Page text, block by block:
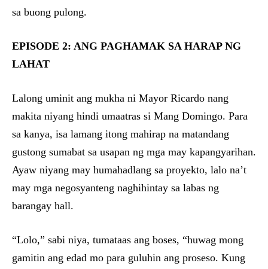
sa buong pulong.
EPISODE 2: ANG PAGHAMAK SA HARAP NG
LAHAT
Lalong uminit ang mukha ni Mayor Ricardo nang
makita niyang hindi umaatras si Mang Domingo. Para
sa kanya, isa lamang itong mahirap na matandang
gustong sumabat sa usapan ng mga may kapangyarihan.
Ayaw niyang may humahadlang sa proyekto, lalo na’t
may mga negosyanteng naghihintay sa labas ng
barangay hall.
“Lolo,” sabi niya, tumataas ang boses, “huwag mong
gamitin ang edad mo para guluhin ang proseso. Kung